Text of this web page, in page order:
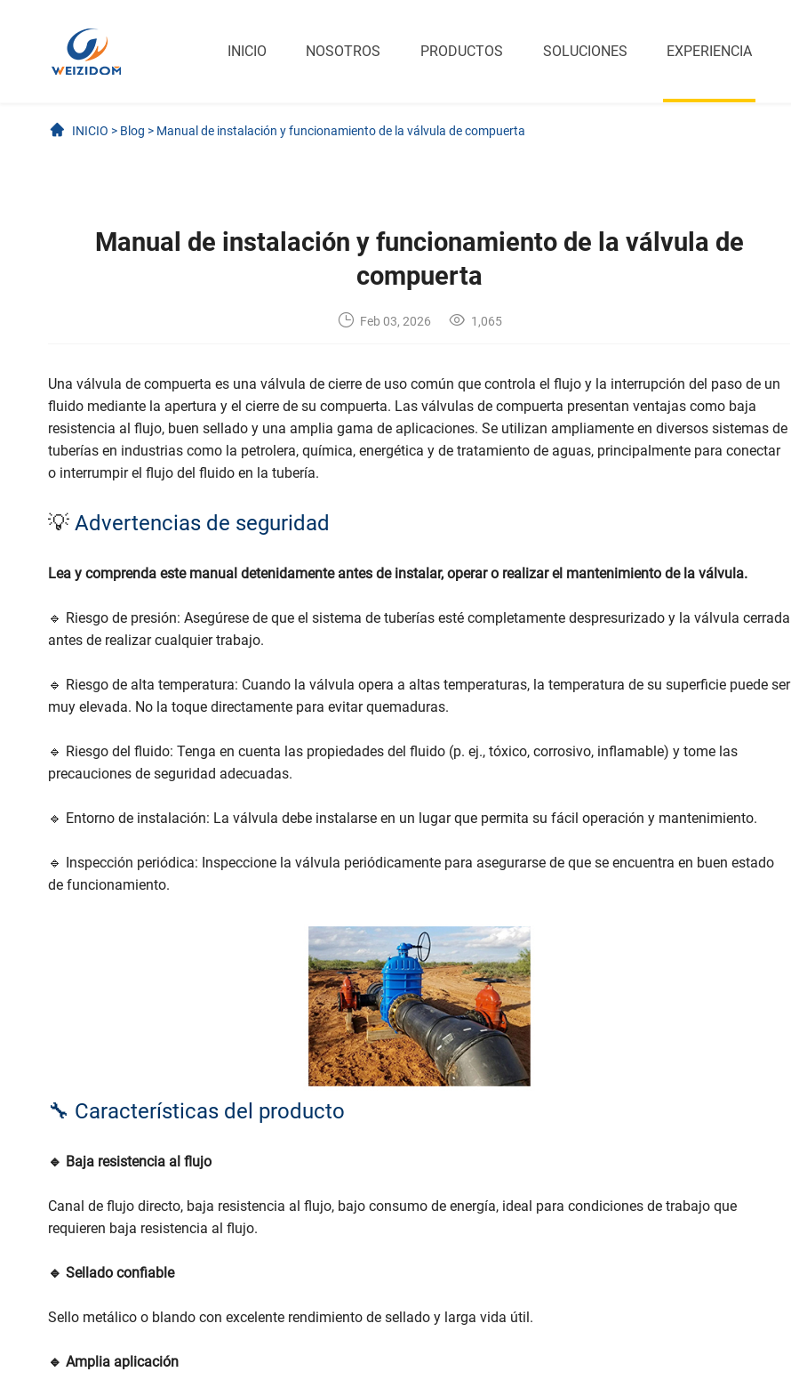
INICIO NOSOTROS PRODUCTOS SOLUCIONES EXPERIENCIA
INICIO > Blog > Manual de instalación y funcionamiento de la válvula de compuerta
Manual de instalación y funcionamiento de la válvula de
compuerta
Feb 03, 2026 1,065
Una válvula de compuerta es una válvula de cierre de uso común que controla el flujo y la interrupción del paso de un
fluido mediante la apertura y el cierre de su compuerta. Las válvulas de compuerta presentan ventajas como baja
resistencia al flujo, buen sellado y una amplia gama de aplicaciones. Se utilizan ampliamente en diversos sistemas de
tuberías en industrias como la petrolera, química, energética y de tratamiento de aguas, principalmente para conectar
o interrumpir el flujo del fluido en la tubería.
💡 Advertencias de seguridad
Lea y comprenda este manual detenidamente antes de instalar, operar o realizar el mantenimiento de la válvula.
🔹 Riesgo de presión: Asegúrese de que el sistema de tuberías esté completamente despresurizado y la válvula cerrada
antes de realizar cualquier trabajo.
🔹 Riesgo de alta temperatura: Cuando la válvula opera a altas temperaturas, la temperatura de su superficie puede ser
muy elevada. No la toque directamente para evitar quemaduras.
🔹 Riesgo del fluido: Tenga en cuenta las propiedades del fluido (p. ej., tóxico, corrosivo, inflamable) y tome las
precauciones de seguridad adecuadas.
🔹 Entorno de instalación: La válvula debe instalarse en un lugar que permita su fácil operación y mantenimiento.
🔹 Inspección periódica: Inspeccione la válvula periódicamente para asegurarse de que se encuentra en buen estado
de funcionamiento.
🔧 Características del producto
🔹 Baja resistencia al flujo
Canal de flujo directo, baja resistencia al flujo, bajo consumo de energía, ideal para condiciones de trabajo que
requieren baja resistencia al flujo.
🔹 Sellado confiable
Sello metálico o blando con excelente rendimiento de sellado y larga vida útil.
🔹 Amplia aplicación